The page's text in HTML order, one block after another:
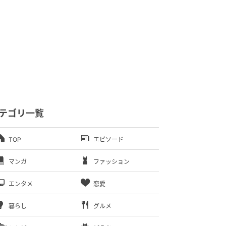
ゴリ一覧
TOP エピソード
マンガ ファッション
エンタメ 恋愛
暮らし グルメ